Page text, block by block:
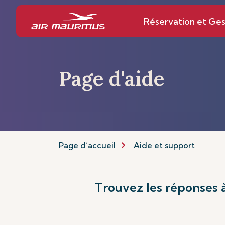
Réservation et
Page d'aide
Page d’accueil Aide et support
Trouvez les réponses